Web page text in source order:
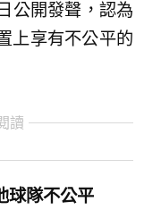
公開發聲，認為
上享有不公平的
讀
球隊不公平